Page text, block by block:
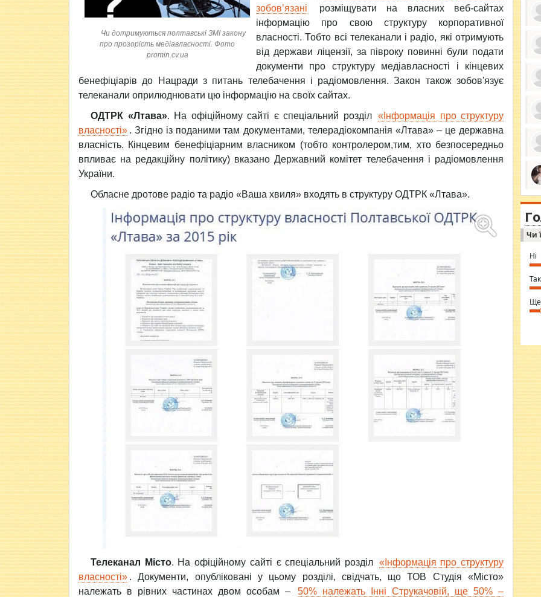
Чи дотримуються полтавські ЗМІ закону
про прозорість медіавласності. Фото
promin.cv.ua
зобов’язані
розміщувати на власних веб-сайтах
інформацію про свою структуру корпоративної
власності. Тобто всі телеканали і радіо, які отримують
від держави ліцензії, за півроку повинні були подати
документи про структуру медіавласності і кінцевих
бенефіціарів до Нацради з питань телебачення і радіомовлення. Закон також зобов'язує
телеканали оприлюднювати цю інформацію на своїх сайтах.
ОДТРК «Лтава». На офіційному сайті є спеціальний розділ «Інформація про структуру
власності» . Згідно із поданими там документами, телерадіокомпанія «Лтава» – це державна
власність. Кінцевим бенефіціарним власником (тобто контролером,тим, хто безпосередньо
впливає на редакційну політику) вказано Державний комітет телебачення і радіомовлення
України.
Обласне дротове радіо та радіо «Ваша хвиля» входять в структуру ОДТРК «Лтава».
Телеканал Місто. На офіційному сайті є спеціальний розділ «Інформація про структуру
власності» . Документи, опубліковані у цьому розділі, свідчать, що ТОВ Студія «Місто»
належать в рівних частинах двом особам –
50% належать Інні Струкачовій, ще 50% –
за
ми
in
⇒
Чи
Ні
Так
Ще